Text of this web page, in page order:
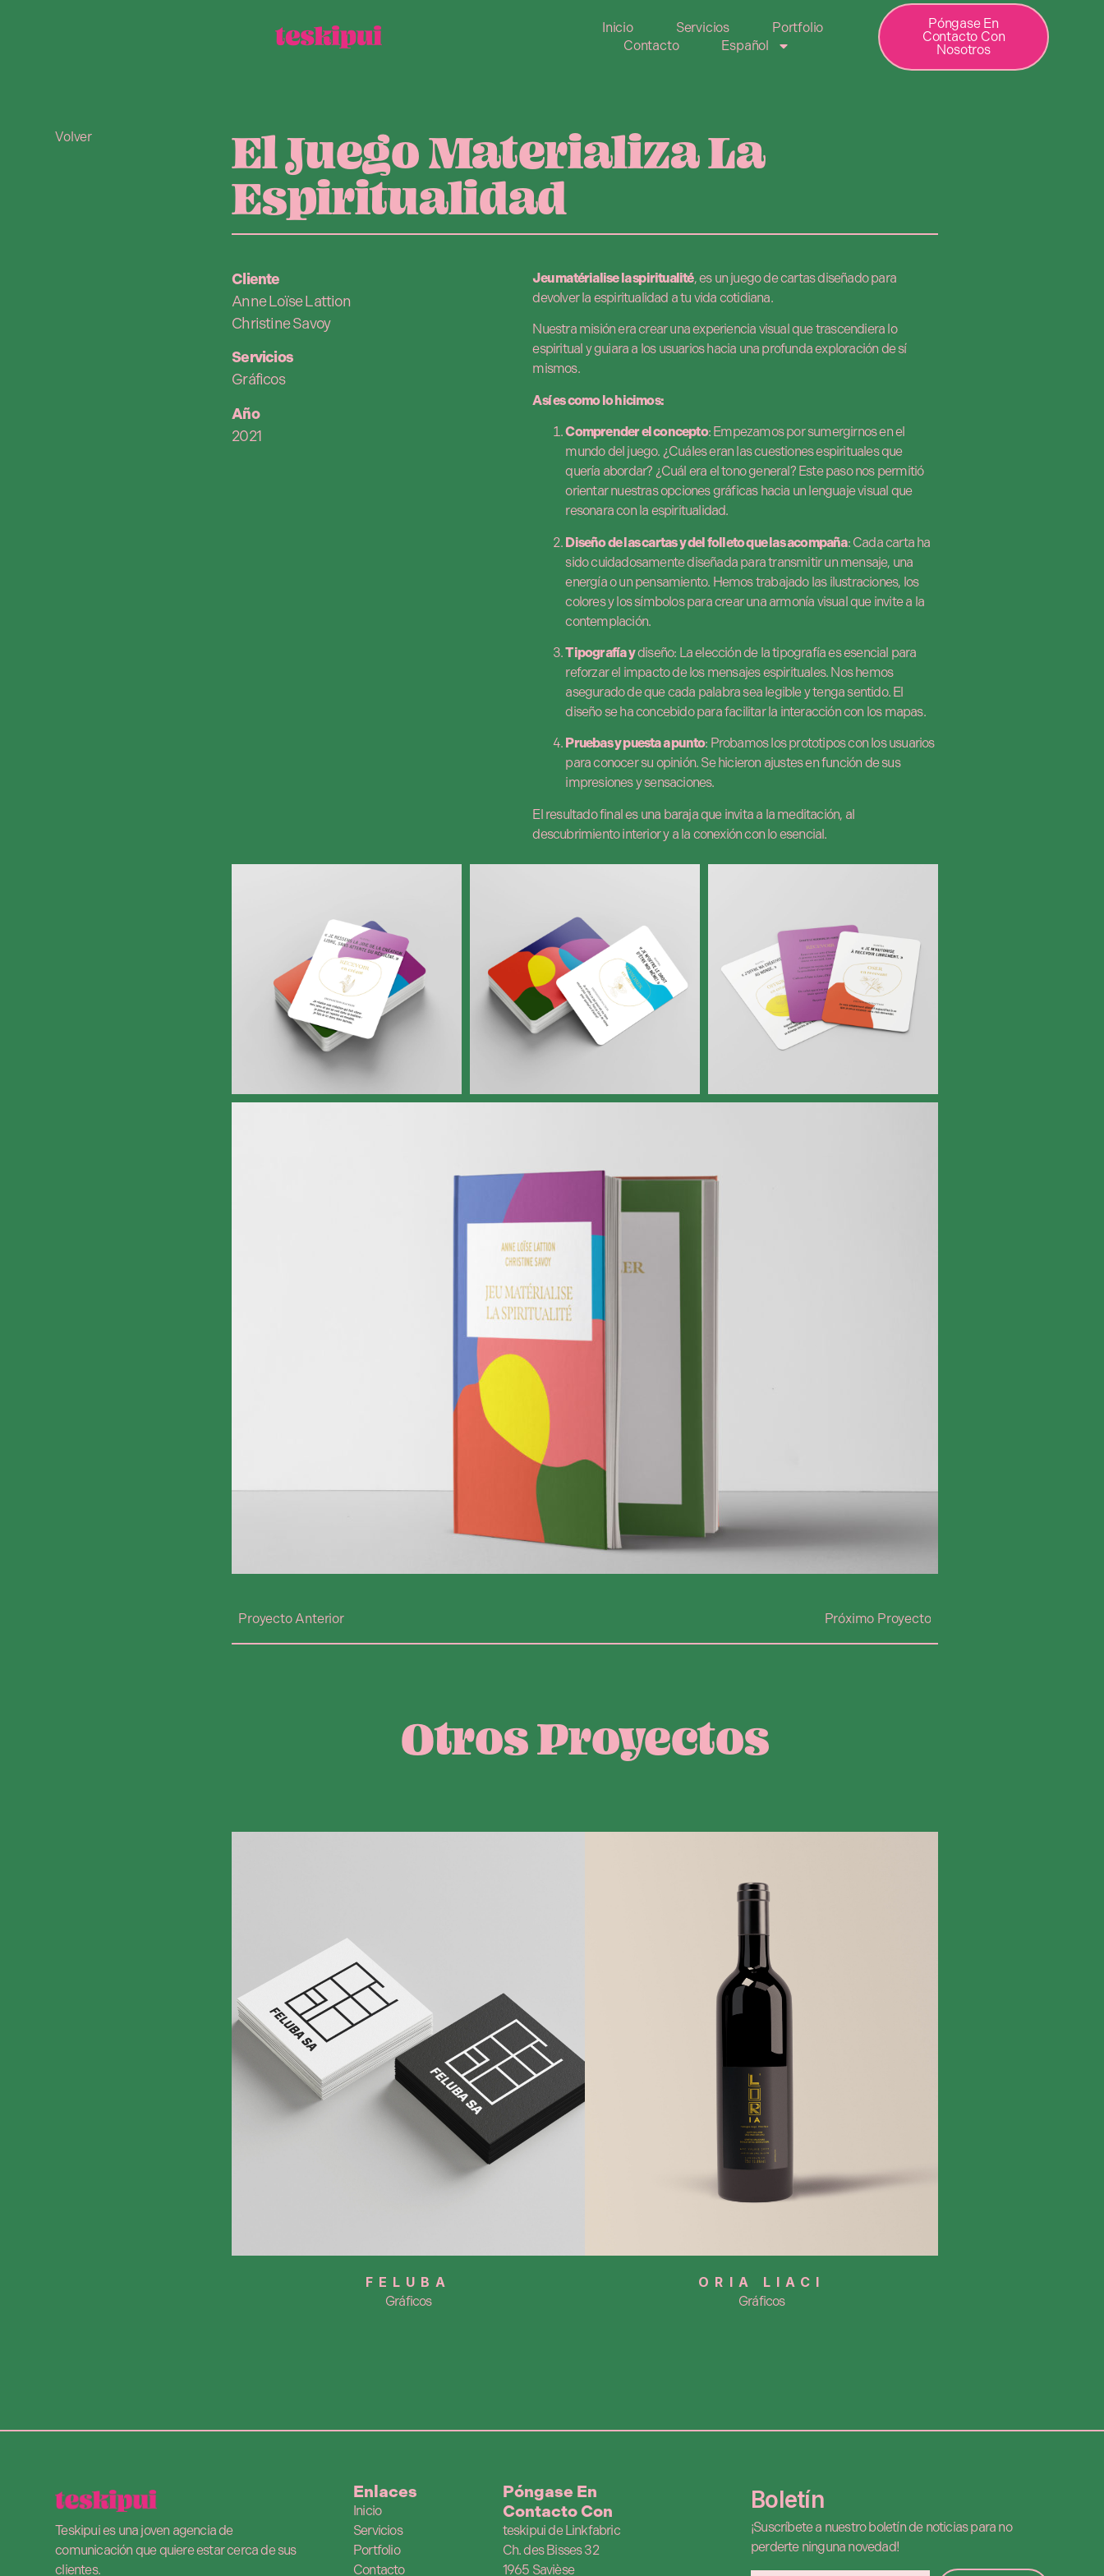
Inicio Servicios
Portfolio
Contacto
Español
Póngase En
Contacto Con
Nosotros
Volver
El Juego Materializa La
Espiritualidad
Cliente
Anne Loïse Lattion
Christine Savoy
Servicios
Gráficos
Año
2021
Jeu matérialise la spiritualité, es un juego de cartas diseñado para
devolver la espiritualidad a tu vida cotidiana.
Nuestra misión era crear una experiencia visual que trascendiera lo
espiritual y guiara a los usuarios hacia una profunda exploración de sí
mismos.
Así es como lo hicimos:
Comprender el concepto: Empezamos por sumergirnos en el
mundo del juego. ¿Cuáles eran las cuestiones espirituales que
quería abordar? ¿Cuál era el tono general? Este paso nos permitió
orientar nuestras opciones gráficas hacia un lenguaje visual que
resonara con la espiritualidad.
Diseño de las cartas y del folleto que las acompaña: Cada carta ha
sido cuidadosamente diseñada para transmitir un mensaje, una
energía o un pensamiento. Hemos trabajado las ilustraciones, los
colores y los símbolos para crear una armonía visual que invite a la
contemplación.
Tipografía ydiseño: La elección de la tipografía es esencial para
reforzar el impacto de los mensajes espirituales. Nos hemos
asegurado de que cada palabra sea legible y tenga sentido. El
diseño se ha concebido para facilitar la interacción con los mapas.
Pruebas y puesta a punto: Probamos los prototipos con los usuarios
para conocer su opinión. Se hicieron ajustes en función de sus
impresiones y sensaciones.
El resultado final es una baraja que invita a la meditación, al
descubrimiento interior y a la conexión con lo esencial.
Proyecto Anterior Próximo Proyecto
Otros Proyectos
FELUBA
Gráficos
ORIA LIACI
Gráficos
Teskipui es una joven agencia de
comunicación que quiere estar cerca de sus
clientes.
Enlaces
Inicio
Servicios
Portfolio
Contacto
Póngase En
Contacto Con
teskipui de Linkfabric
Ch. des Bisses 32
1965 Savièse
Boletín
¡Suscríbete a nuestro boletín de noticias para no
perderte ninguna novedad!